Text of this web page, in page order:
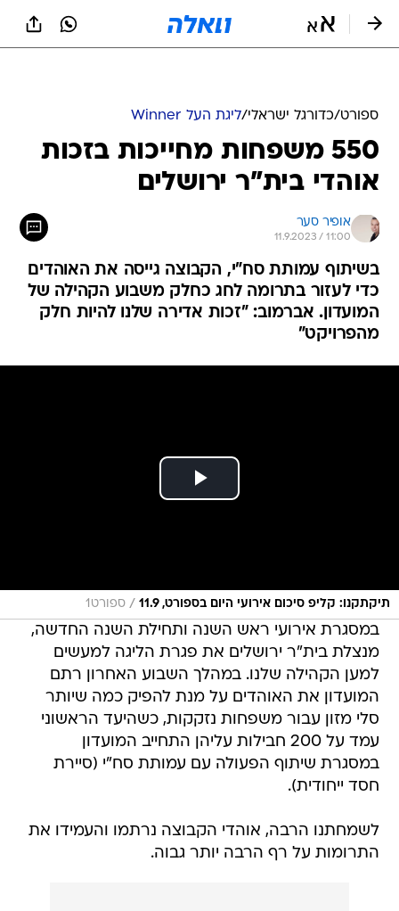
ספורט/כדורגל ישראלי/ליגת העל Winner
550 משפחות מחייכות בזכות
אוהדי בית"ר ירושלים
אופיר סער
11.9.2023 / 11:00
בשיתוף עמותת סח"י, הקבוצה גייסה את האוהדים
כדי לעזור בתרומה לחג כחלק משבוע הקהילה של
המועדון. אברמוב: "זכות אדירה שלנו להיות חלק
מהפרויקט"
תיקתקנו: קליפ סיכום אירועי היום בספורט, 11.9 / ספורט1
במסגרת אירועי ראש השנה ותחילת השנה החדשה,
מנצלת בית"ר ירושלים את פגרת הליגה למעשים
למען הקהילה שלנו. במהלך השבוע האחרון רתם
המועדון את האוהדים על מנת להפיק כמה שיותר
סלי מזון עבור משפחות נזקקות, כשהיעד הראשוני
עמד על 200 חבילות עליהן התחייב המועדון
במסגרת שיתוף הפעולה עם עמותת סח"י (סיירת
חסד ייחודית).
לשמחתנו הרבה, אוהדי הקבוצה נרתמו והעמידו את
התרומות על רף הרבה יותר גבוה.